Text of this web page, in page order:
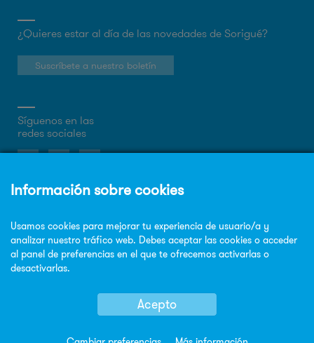
¿Quieres estar al día de las novedades de Sorigué?
Suscríbete a nuestro boletín
Síguenos en las
redes sociales
Sobre la web
Política de privacidad
Política de cookies